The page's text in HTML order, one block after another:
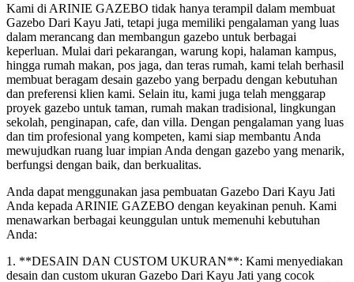
Kami di ARINIE GAZEBO tidak hanya terampil dalam membuat
Gazebo Dari Kayu Jati, tetapi juga memiliki pengalaman yang luas
dalam merancang dan membangun gazebo untuk berbagai
keperluan. Mulai dari pekarangan, warung kopi, halaman kampus,
hingga rumah makan, pos jaga, dan teras rumah, kami telah berhasil
membuat beragam desain gazebo yang berpadu dengan kebutuhan
dan preferensi klien kami. Selain itu, kami juga telah menggarap
proyek gazebo untuk taman, rumah makan tradisional, lingkungan
sekolah, penginapan, cafe, dan villa. Dengan pengalaman yang luas
dan tim profesional yang kompeten, kami siap membantu Anda
mewujudkan ruang luar impian Anda dengan gazebo yang menarik,
berfungsi dengan baik, dan berkualitas.
Anda dapat menggunakan jasa pembuatan Gazebo Dari Kayu Jati
Anda kepada ARINIE GAZEBO dengan keyakinan penuh. Kami
menawarkan berbagai keunggulan untuk memenuhi kebutuhan
Anda:
1. **DESAIN DAN CUSTOM UKURAN**: Kami menyediakan
desain dan custom ukuran Gazebo Dari Kayu Jati yang cocok